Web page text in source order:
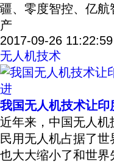
疆、零度智控、亿
产
2017-09-26 11:22:59
无人机技术
我国无人机技术让
近年来，中国无人
民用无人机占据了
也大大缩小了和世